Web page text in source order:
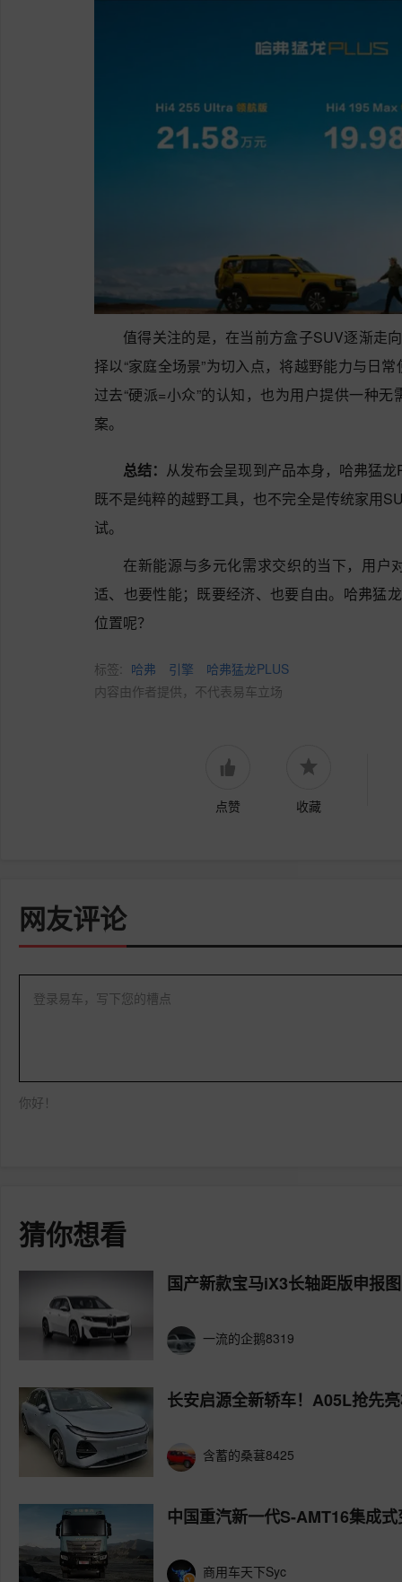
值得关注的是，在当前方盒子SUV逐渐走
择以“家庭全场景”为切入点，将越野能力与日
过去“硬派=小众”的认知，也为用户提供一种
案。
总结： 从发布会呈现到产品本身，哈弗猛
既不是纯粹的越野工具，也不完全是传统家用
试。
在新能源与多元化需求交织的当下，用户
适、也要性能；既要经济、也要自由。哈弗猛
位置呢？
标签: 哈弗 引擎
哈弗猛龙PLUS
内容由作者提供，不代表易车立场
点赞 收藏
网友评论
登录易车，写下您的槽点
你好！
猜你想看
国产新款宝马iX3长轴距版申报
一流的企鹅8319
长安启源全新轿车！A05L抢先
含蓄的桑葚8425
中国重汽新一代S-AMT16集成
商用车天下Syc